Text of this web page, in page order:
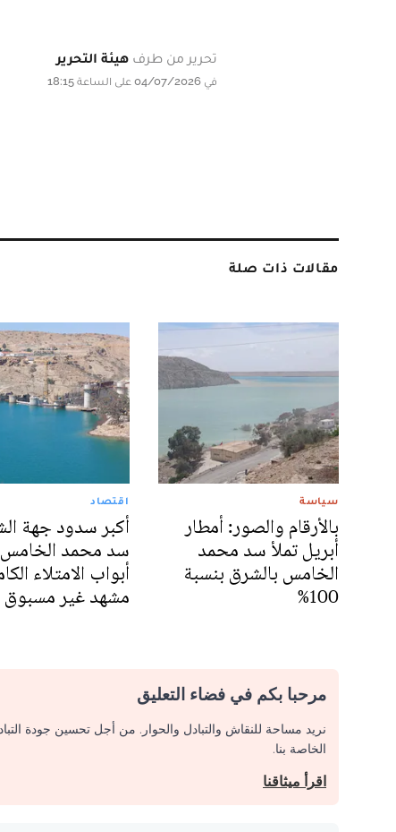
تحرير من طرف هيئة التحرير
في 04/07/2026 على الساعة 18:15
مقالات ذات صلة
سياسة
بالأرقام والصور: أمطار
أبريل تملأ سد محمد
الخامس بالشرق بنسبة
100%
اقتصاد
أكبر سدود جهة
سد محمد
أبواب الامتلاء
مشهد غير مسبوق
مرحبا بكم في فضاء التعليق
نريد مساحة للنقاش والتبادل والحوار. من أجل تحسين جودة
الخاصة بنا.
اقرأ ميثاقنا